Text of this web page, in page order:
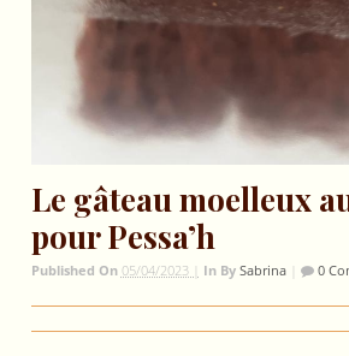
Le gâteau moelleux
pour Pessa’h
Published On 05/04/2023 | In By Sabrina| 0